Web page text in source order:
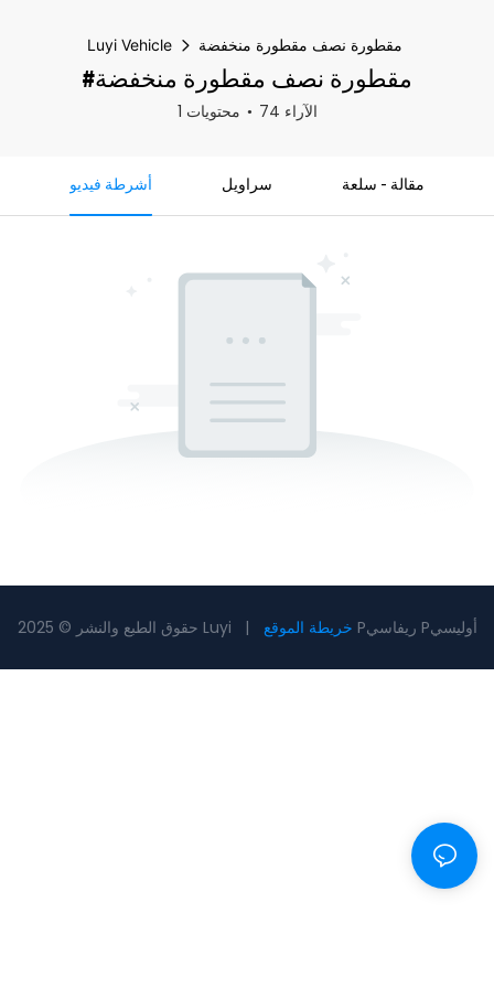
Luyi Vehicle مقطورة نصف مقطورة منخفضة
#مقطورة نصف مقطورة منخفضة
1 محتويات 74 الآراء
أشرطة فيديو سراويل مقالة - سلعة
حقوق الطبع والنشر © 2025 Luyi | Pريفاسي Pأوليسي